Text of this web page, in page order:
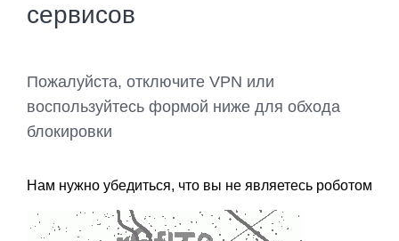
сервисов
Пожалуйста, отключите VPN или
воспользуйтесь формой ниже для обхода
блокировки
Нам нужно убедиться, что вы не являетесь роботом